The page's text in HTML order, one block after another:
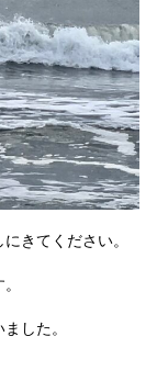
きてください。
した。